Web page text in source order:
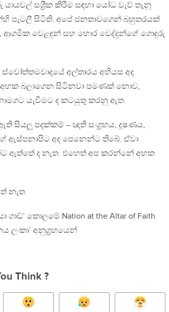
සශ‍්‍රීක කිරීම සඳහා යෝධ වැව් තැනූ
පැටලී සිටිති. අපේ ජනතාවගෙන් බහුතරයක්
වෙළඳුන් සහ හොර වෙද්දුන්ගේ ගොදුරු
අල්තාරය අභියස අද
බලාගෙන සිටිනවා පමණක් නොව,
යැවීමට ද කටයුතු කරනු ඇත.
සියලූ පදක්කම් – ඥාති සංග‍්‍රහය, දූෂණය,
ඇස්පනාපිට අද පෙනෙන්ට තිබේ. ඒවා
ඇත්තේ ද නැත. එහෙත් අප කරන්නේ අහක
නැත.
ගාඞ්’ කොලමේ Nation at the Altar of Faith
ලංකා’ අනුග‍්‍රහයෙන්
Think ?